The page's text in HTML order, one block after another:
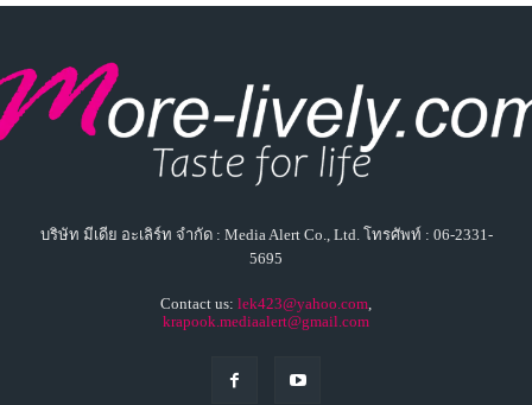
บริษัท มีเดีย อะเลิร์ท จำกัด : Media Alert Co., Ltd. โทรศัพท์ : 06-2331-
5695
Contact us: lek423@yahoo.com,
krapook.mediaalert@gmail.com